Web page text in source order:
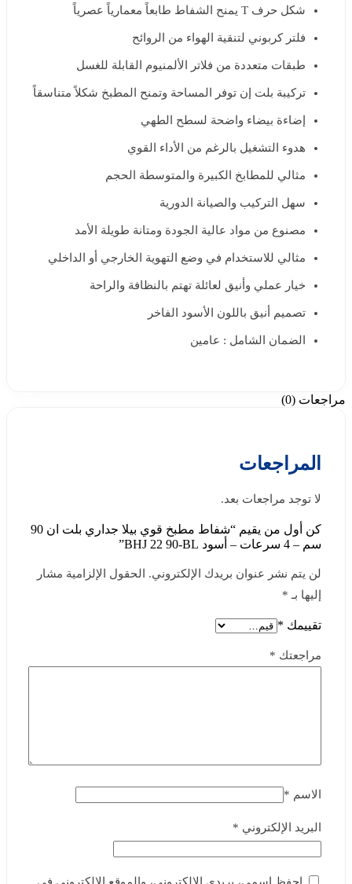
شكل حرف T يمنح الشفاط طابعاً معمارياً عصرياً
فلتر كربوني لتنقية الهواء من الروائح
طبقات متعددة من فلاتر الألمنيوم القابلة للغسل
تركيبة بلت إن توفر المساحة وتمنح المطبخ شكلاً متناسقاً
إضاءة بيضاء واضحة لسطح الطهي
هدوء التشغيل بالرغم من الأداء القوي
مثالي للمطابخ الكبيرة والمتوسطة الحجم
سهل التركيب والصيانة الدورية
مصنوع من مواد عالية الجودة ومتانة طويلة الأمد
مثالي للاستخدام في وضع التهوية الخارجي أو الداخلي
خيار عملي وأنيق لعائلة تهتم بالنظافة والراحة
تصميم أنيق باللون الأسود الفاخر
الضمان الشامل : عامين
مراجعات (0)
المراجعات
لا توجد مراجعات بعد.
كن أول من يقيم “شفاط مطبخ قوي بيلا جداري بلت ان 90
سم – 4 سرعات – أسود BHJ 22 90-BL”
لن يتم نشر عنوان بريدك الإلكتروني.
الحقول الإلزامية مشار
إليها بـ *
تقييمك *
مراجعتك *
الاسم *
البريد الإلكتروني *